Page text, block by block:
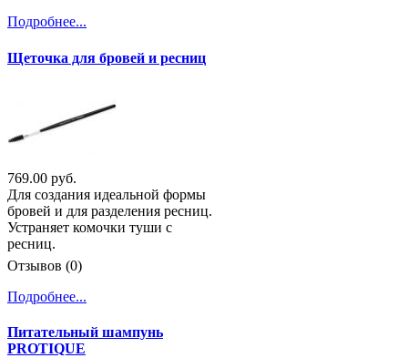
Подробнее...
Щеточка для бровей и ресниц
769.00 руб.
Для создания идеальной формы
бровей и для разделения ресниц.
Устраняет комочки туши с
ресниц.
Отзывов (0)
Подробнее...
Питательный шампунь
PROTIQUE